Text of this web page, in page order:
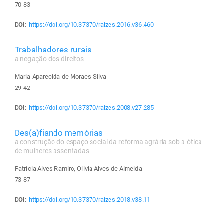
70-83
DOI: https://doi.org/10.37370/raizes.2016.v36.460
Trabalhadores rurais
a negação dos direitos
Maria Aparecida de Moraes Silva
29-42
DOI: https://doi.org/10.37370/raizes.2008.v27.285
Des(a)fiando memórias
a construção do espaço social da reforma agrária sob a ótica
de mulheres assentadas
Patrícia Alves Ramiro, Olivia Alves de Almeida
73-87
DOI: https://doi.org/10.37370/raizes.2018.v38.11